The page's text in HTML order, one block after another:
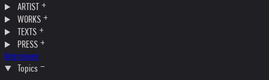
ARTIST
WORKS
TEXTS
PRESS
Interviews
Topics